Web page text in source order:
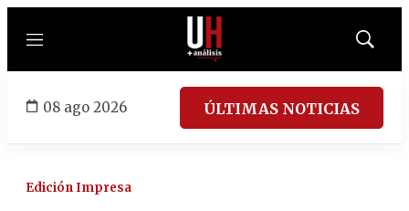
Menú
Mostrar
08 ago 2026 ÚLTIMAS NOTICIAS
Edición Impresa